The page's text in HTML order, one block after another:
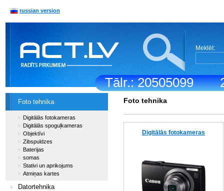
Tālr.: 20505099
russian version
Meklēt:
Foto tehnika
Digitālās fotokameras
Digitālās spoguļkameras
Objektīvi
Zibspuldzes
Baterijas
somas
Stativi un aprikojums
Atmiņas kartes
Datortehnika
Foto tehnika
Digitālās fotokameras